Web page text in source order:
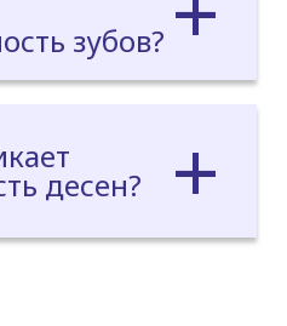
зубов?
десен?